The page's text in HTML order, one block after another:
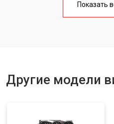
Показать
Другие модели